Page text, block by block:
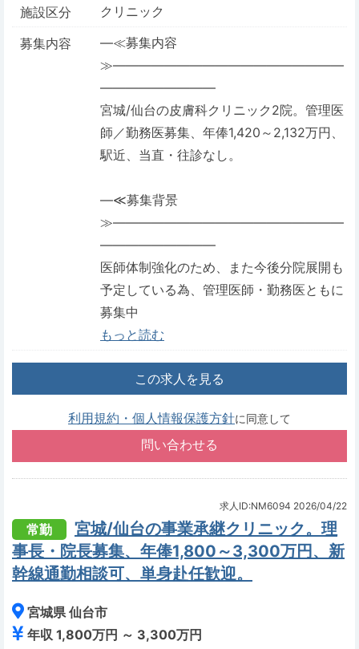
施設区分
クリニック
募集内容
―≪募集内容
≫――――――――――――――――――
―――――――――
宮城/仙台の皮膚科クリニック2院。管理医
師／勤務医募集、年俸1,420～2,132万円、
駅近、当直・往診なし。
―≪募集背景
≫――――――――――――――――――
―――――――――
医師体制強化のため、また今後分院展開も
予定している為、管理医師・勤務医ともに
募集中
もっと読む
この求人を見る
利用規約・個人情報保護方針に同意して
求人ID:NM6094 2026/04/22
常勤
宮城/仙台の事業承継クリニック。理
事長・院長募集、年俸1,800～3,300万円、新
幹線通勤相談可、単身赴任歓迎。
宮城県 仙台市
年収 1,800万円 ～ 3,300万円